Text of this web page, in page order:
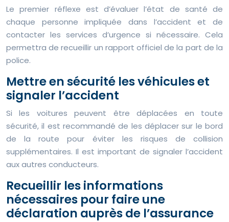
Le premier réflexe est d’évaluer l’état de santé de
chaque personne impliquée dans l’accident et de
contacter les services d’urgence si nécessaire. Cela
permettra de recueillir un rapport officiel de la part de la
police.
Mettre en sécurité les véhicules et
signaler l’accident
Si les voitures peuvent être déplacées en toute
sécurité, il est recommandé de les déplacer sur le bord
de la route pour éviter les risques de collision
supplémentaires. Il est important de signaler l’accident
aux autres conducteurs.
Recueillir les informations
nécessaires pour faire une
déclaration auprès de l’assurance